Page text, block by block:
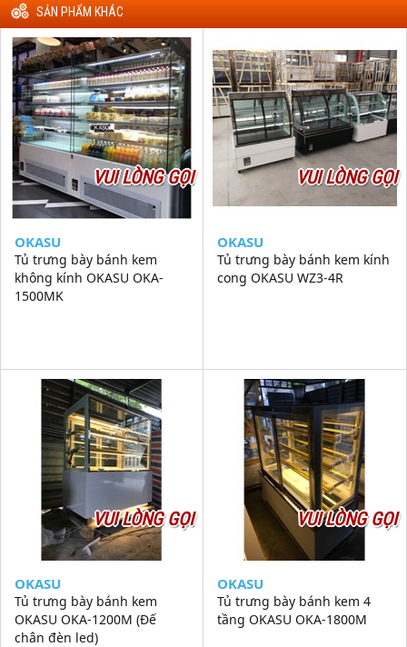
SẢN PHẨM KHÁC
VUI LÒNG GỌI
OKASU
Tủ trưng bày bánh kem
không kính OKASU OKA-
1500MK
VUI LÒNG GỌI
OKASU
Tủ trưng bày bánh kem kính
cong OKASU WZ3-4R
VUI LÒNG GỌI
OKASU
Tủ trưng bày bánh kem
OKASU OKA-1200M (Đế
chân đèn led)
VUI LÒNG GỌI
OKASU
Tủ trưng bày bánh kem 4
tầng OKASU OKA-1800M